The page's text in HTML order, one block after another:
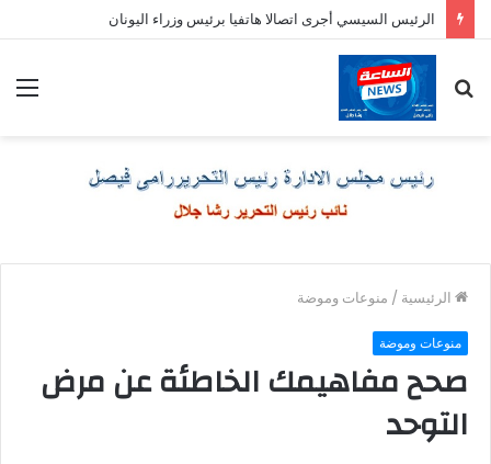
الرئيس السيسي أجرى اتصالا هاتفيا برئيس وزراء اليونان
عن
الرئيسية / منوعات وموضة
منوعات وموضة
صحح مفاهيمك الخاطئة عن مرض
التوحد